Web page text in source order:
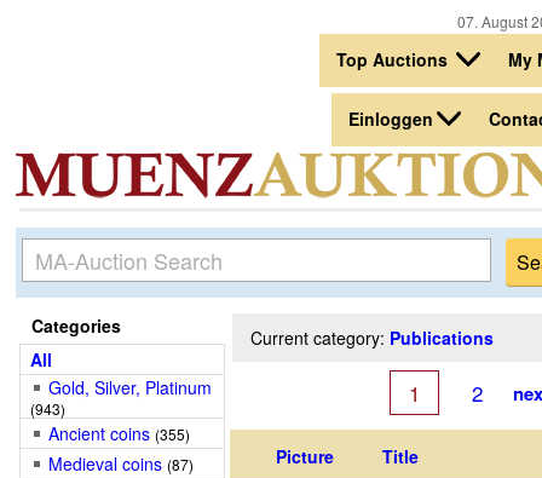
07. August
Top Auctions My
Einloggen
Categories
All
Gold, Silver, Platinum
(943)
Ancient coins (355)
Medieval coins (87)
Current category: Publications
1 2
Picture
Title